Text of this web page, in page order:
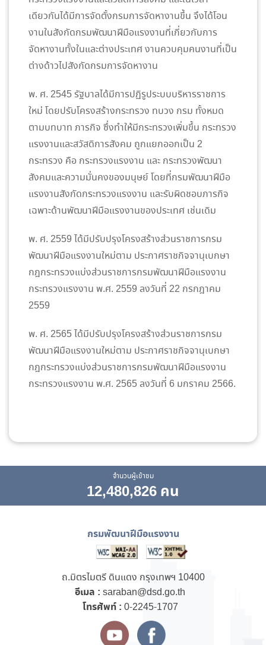
เดียวกันได้มีการจัดตั้งกรมการจัดหางานขึ้น จึงได้โอน
งานในสังกัดกรมพัฒนาฝีมือแรงงานที่เกี่ยวกับการ
จัดหางานทั้งในและต่างประเทศ งานควบคุมคนงานที่เป็น
ต่างด้าวไปสังกัดกรมการจัดหางาน
พ. ศ. 2545 รัฐบาลได้มีการปฏิรูประบบบริหารราชการ
ใหม่ โดยปรับโครงสร้างกระทรวง ทบวง กรม ทั้งหมด
ตามบทบาท ภารกิจ ซึ่งทำให้มีกระทรวงเพิ่มขึ้น กระทรวง
แรงงานและสวัสดิการสังคม ถูกแยกออกเป็น 2
กระทรวง คือ กระทรวงแรงงาน และ กระทรวงพัฒนา
สังคมและความมั่นคงของมนุษย์ โดยที่กรมพัฒนาฝีมือ
แรงงานสังกัดกระทรวงแรงงาน และรับผิดชอบภารกิจ
เฉพาะด้านพัฒนาฝีมือแรงงานของประเทศ เช่นเดิม
พ. ศ. 2559 ได้มีปรับปรุงโครงสร้างส่วนราชการกรม
พัฒนาฝีมือแรงงานใหม่ตาม ประกาศราชกิจจานุเบกษา
กฎกระทรวงแบ่งส่วนราชการกรมพัฒนาฝีมือแรงงาน
กระทรวงแรงงาน พ.ศ. 2559 ลงวันที่ 22 กรกฎาคม
2559
พ. ศ. 2565 ได้มีปรับปรุงโครงสร้างส่วนราชการกรม
พัฒนาฝีมือแรงงานใหม่ตาม ประกาศราชกิจจานุเบกษา
กฎกระทรวงแบ่งส่วนราชการกรมพัฒนาฝีมือแรงงาน
กระทรวงแรงงาน พ.ศ. 2565 ลงวันที่ 6 มกราคม 2566.
จำนวนผู้เข้าชม
12,480,826 คน
กรมพัฒนาฝีมือแรงงาน
ถ.มิตรไมตรี ดินแดง กรุงเทพฯ 10400
อีเมล : saraban@dsd.go.th
โทรศัพท์ : 0-2245-1707